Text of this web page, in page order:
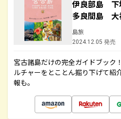
伊良部島
多良間島
島旅
2024.12.05 発売
宮古諸島だけの完全ガイドブッ
ルチャーをとことん掘り下げて紹
報も。